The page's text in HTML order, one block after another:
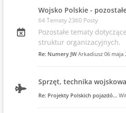
Wojsko Polskie -
64 Tematy 2360 Posty
Pozostałe tematy
struktur organizacyjnych.
Re: Numery JW Arkadiusz 06 maja
Sprzęt, technika wojskowa
Re: Projekty Polskich pojazdó…